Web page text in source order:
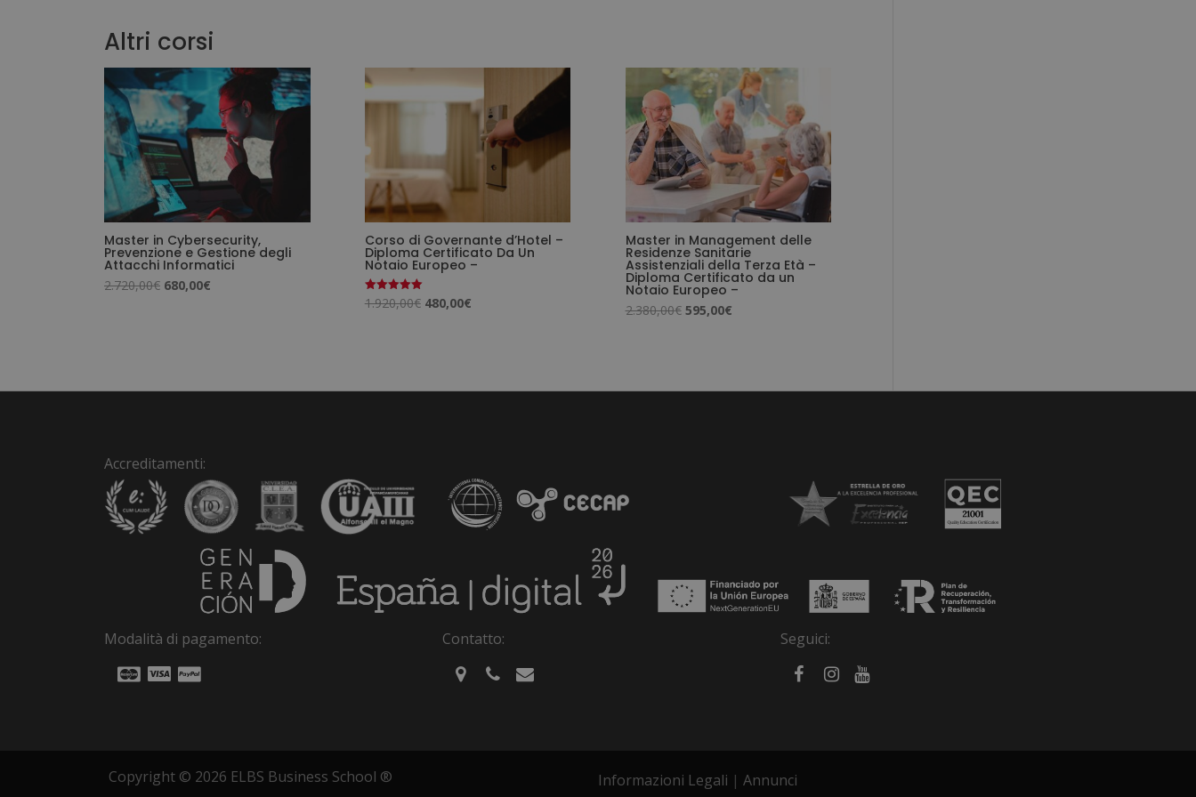
Altri corsi
Master in Cybersecurity,
Prevenzione e Gestione degli
Attacchi Informatici
2.720,00€ Il
680,00€
Corso di Governante d’Hotel –
Diploma Certificato Da Un
Notaio Europeo –
Valutato
5.00
1.920,00€ Il
480,00€Il
Master in Management delle
Residenze Sanitarie
Assistenziali della Terza Età –
Diploma Certificato da un
Notaio Europeo –
2.380,00€ Il
2.380,00€.
595,00€Il
595,00€.
Accreditamenti:
Modalità di pagamento: Contatto: Seguici:
Copyright © 2026 ELBS Business School ® Informazioni Legali | Annunci